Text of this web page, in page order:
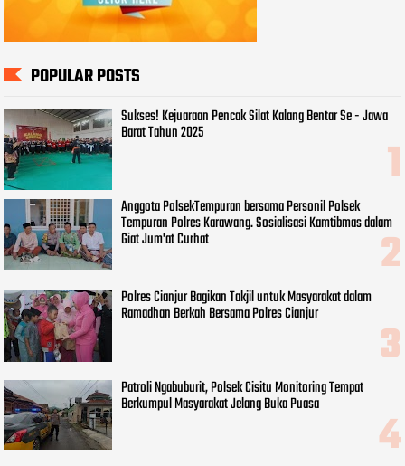
POPULAR POSTS
Sukses! Kejuaraan Pencak Silat Kalang Bentar Se - Jawa
Barat Tahun 2025
Anggota PolsekTempuran bersama Personil Polsek
Tempuran Polres Karawang. Sosialisasi Kamtibmas dalam
Giat Jum'at Curhat
Polres Cianjur Bagikan Takjil untuk Masyarakat dalam
Ramadhan Berkah Bersama Polres Cianjur
Patroli Ngabuburit, Polsek Cisitu Monitoring Tempat
Berkumpul Masyarakat Jelang Buka Puasa